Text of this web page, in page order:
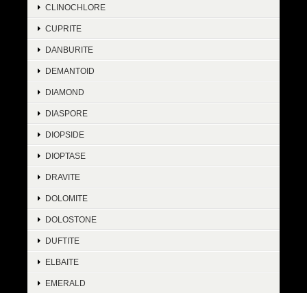
CLINOCHLORE
CUPRITE
DANBURITE
DEMANTOID
DIAMOND
DIASPORE
DIOPSIDE
DIOPTASE
DRAVITE
DOLOMITE
DOLOSTONE
DUFTITE
ELBAITE
EMERALD